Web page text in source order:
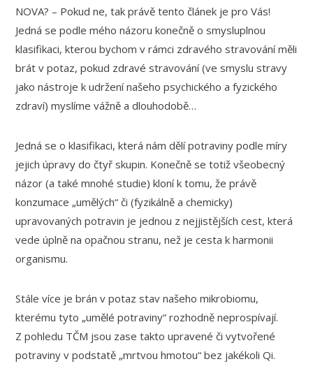
NOVA? – Pokud ne, tak právě tento článek je pro Vás!
Jedná se podle mého názoru konečně o smysluplnou
klasifikaci, kterou bychom v rámci zdravého stravování měli
brát v potaz, pokud zdravé stravování (ve smyslu stravy
jako nástroje k udržení našeho psychického a fyzického
zdraví) myslíme vážně a dlouhodobě…
Jedná se o klasifikaci, která nám dělí potraviny podle míry
jejich úpravy do čtyř skupin. Konečně se totiž všeobecný
názor (a také mnohé studie) kloní k tomu, že právě
konzumace „umělých“ či (fyzikálně a chemicky)
upravovaných potravin je jednou z nejjistějších cest, která
vede úplně na opačnou stranu, než je cesta k harmonii
organismu.
Stále více je brán v potaz stav našeho mikrobiomu,
kterému tyto „umělé potraviny“ rozhodně neprospívají.
Z pohledu TČM jsou zase takto upravené či vytvořené
potraviny v podstatě „mrtvou hmotou“ bez jakékoli Qi.